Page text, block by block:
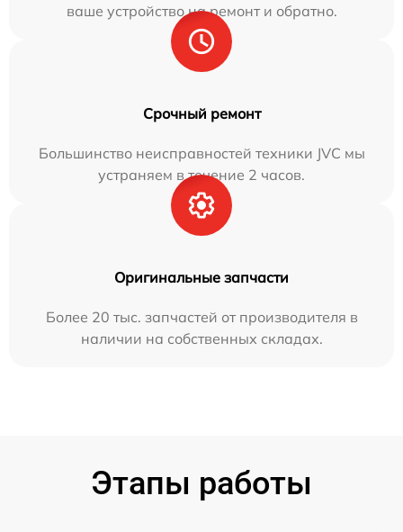
ваше устройство на ремонт и обратно.
Срочный ремонт
Большинство неисправностей техники JVC мы
устраняем в течение 2 часов.
Оригинальные запчасти
Более 20 тыс. запчастей от производителя в
наличии на собственных складах.
Этапы работы